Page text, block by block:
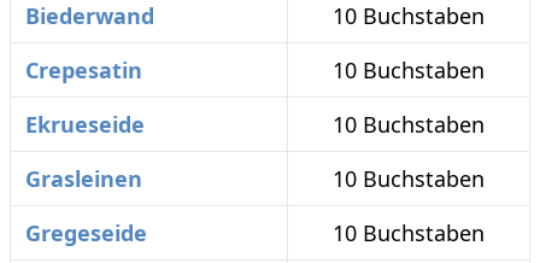
Biederwand
10 Buchstaben
Crepesatin
10 Buchstaben
Ekrueseide
10 Buchstaben
Grasleinen
10 Buchstaben
Gregeseide
10 Buchstaben